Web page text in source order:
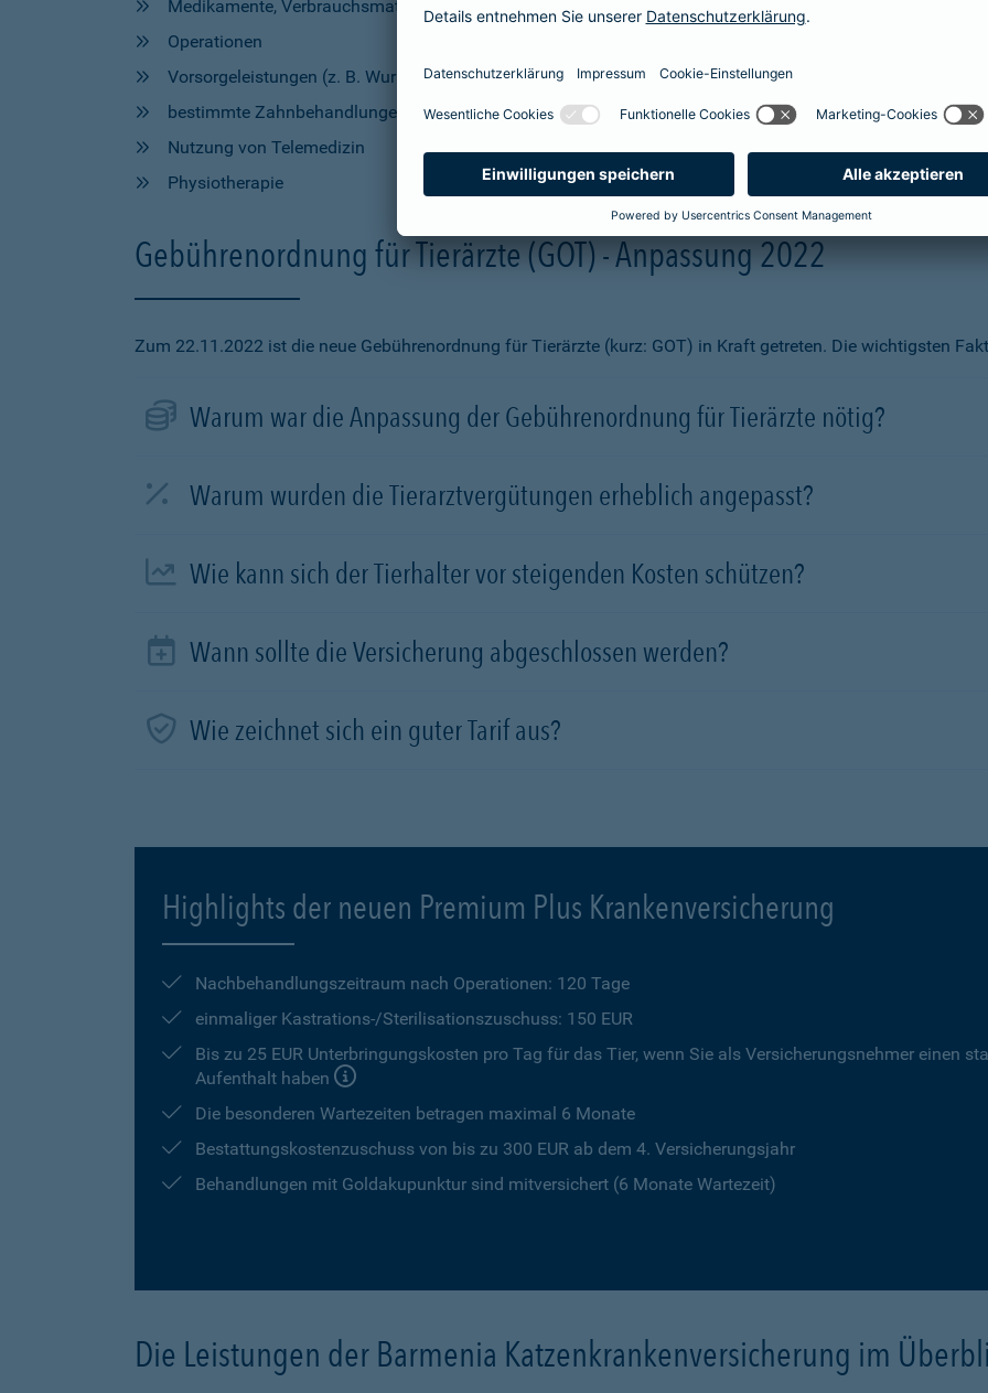
Medikamente, Verbrauchsmaterial und Hilfsmittel
Operationen
Vorsorgeleistungen (z. B. Wurmkur, Impfung)
bestimmte Zahnbehandlungen
Nutzung von Telemedizin
Physiotherapie
Gebührenordnung für Tierärzte (GOT) - Anpassung 2022
Zum 22.11.2022 ist die neue Gebührenordnung für Tierärzte (kurz: GOT) in Kraft getreten. Die wichtigsten
Warum war die Anpassung der Gebührenordnung für Tierärzte nötig?
Warum wurden die Tierarztvergütungen erheblich angepasst?
Wie kann sich der Tierhalter vor steigenden Kosten schützen?
Wann sollte die Versicherung abgeschlossen werden?
Wie zeichnet sich ein guter Tarif aus?
Highlights der neuen Premium Plus Krankenversicherung
Nachbehandlungszeitraum nach Operationen: 120 Tage
einmaliger Kastrations-/Sterilisationszuschuss: 150 EUR
Bis zu 25 EUR Unterbringungskosten pro Tag für das Tier, wenn Sie als Versicherungsnehmer einen
Aufenthalt haben
Die besonderen Wartezeiten betragen maximal 6 Monate
Bestattungskostenzuschuss von bis zu 300 EUR ab dem 4. Versicherungsjahr
Behandlungen mit Goldakupunktur sind mitversichert (6 Monate Wartezeit)
Die Leistungen der Barmenia Katzenkrankenversicherung im